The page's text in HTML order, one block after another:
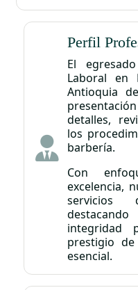
Perfil
El
Laboral en
Antioquia
detalles,
los
barbería.
Con
excelencia,
servicios
integridad
prestigio
esencial.